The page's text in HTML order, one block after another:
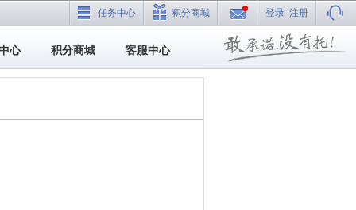
任务中心 积分商城 登录 注册
心 积分商城 客服中心